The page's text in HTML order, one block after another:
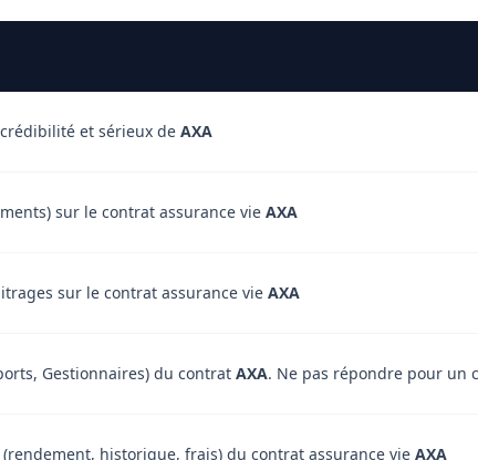
et sérieux de AXA
sur le contrat assurance vie AXA
sur le contrat assurance vie AXA
Gestionnaires) du contrat AXA. Ne pas répondre pour un
(rendement, historique, frais) du contrat assurance vie AXA